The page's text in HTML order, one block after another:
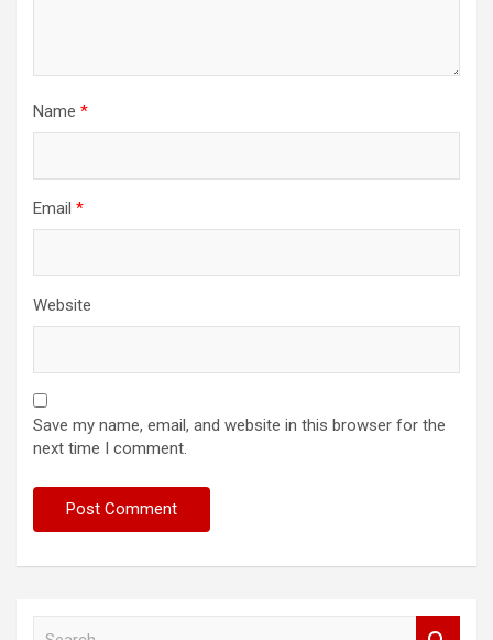
Name *
Email *
Website
Save my name, email, and website in this browser for the
next time I comment.